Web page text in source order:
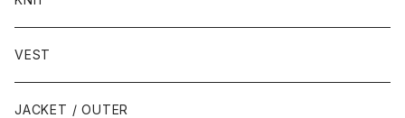
VEST
JACKET / OUTER